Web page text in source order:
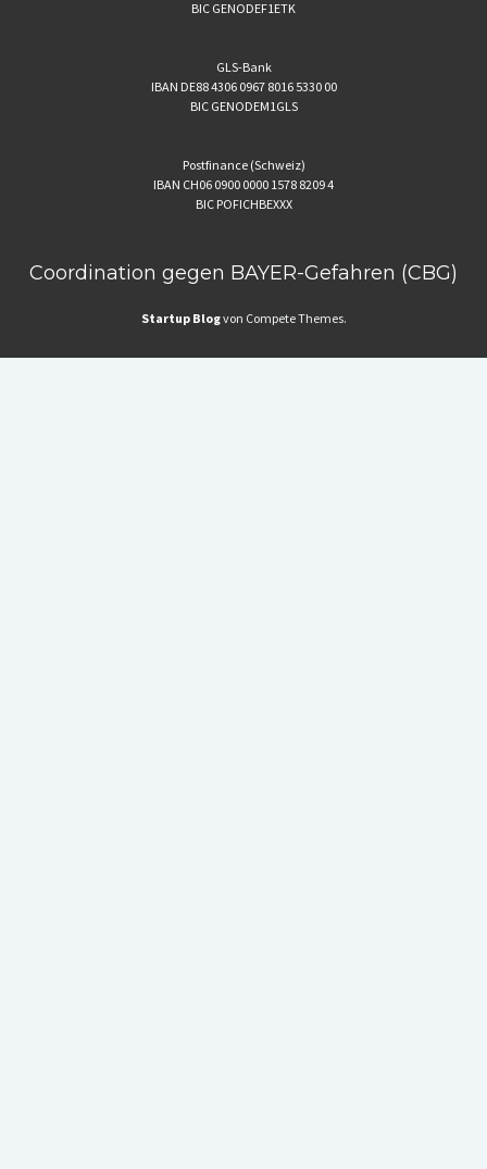
BIC GENODEF1ETK
GLS-Bank
IBAN DE88 4306 0967 8016 5330 00
BIC GENODEM1GLS
Postfinance (Schweiz)
IBAN CH06 0900 0000 1578 8209 4
BIC POFICHBEXXX
Coordination gegen BAYER-Gefahren (CBG)
Startup Blogvon Compete Themes.